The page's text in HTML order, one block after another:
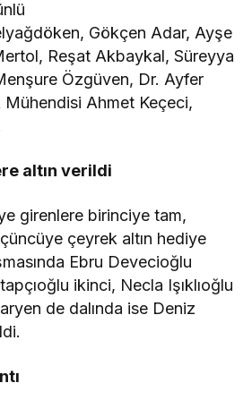
Gökçen Adar, Ayşe
Reşat Akbaykal, Süreyya
Özgüven, Dr. Ayfer
Mühendisi Ahmet Keçeci,
altın verildi
girenlere birinciye tam,
çeyrek altın hediye
Ebru Devecioğlu
ikinci, Necla Işıklıoğlu
de dalında ise Deniz